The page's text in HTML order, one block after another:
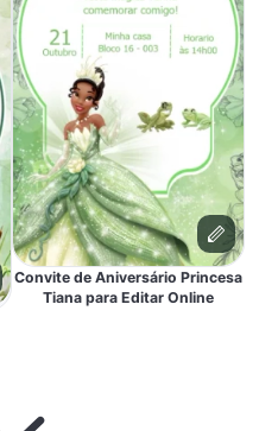
Convite de Aniversário Princesa
Tiana para Editar Online